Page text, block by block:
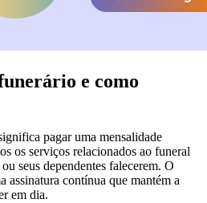
e como
pagar uma mensalidade
os serviços relacionados ao funeral
seus dependentes falecerem. O
assinatura contínua que mantém a
em dia.